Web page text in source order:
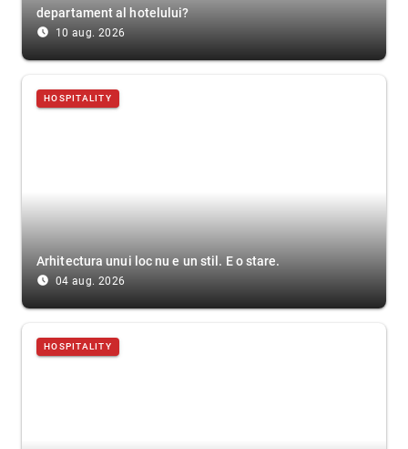
departament al hotelului?
access_time_filled 10 aug. 2026
HOSPITALITY
Arhitectura unui loc nu e un stil. E o stare.
access_time_filled 04 aug. 2026
HOSPITALITY